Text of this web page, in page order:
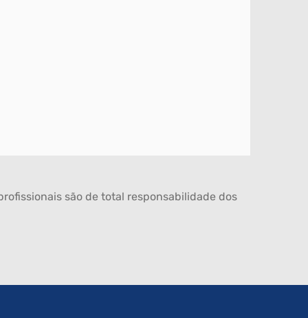
são de total responsabilidade dos